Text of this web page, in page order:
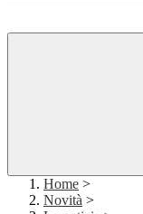
Home >
Novità >